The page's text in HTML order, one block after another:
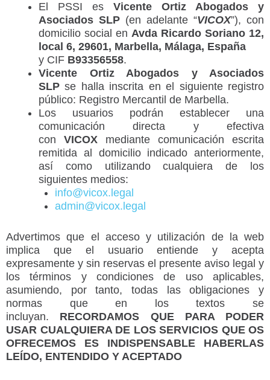
El PSSI es Vicente Ortiz Abogados y
Asociados SLP (en adelante “VICOX”), con
domicilio social en Avda Ricardo Soriano 12,
local 6, 29601, Marbella, Málaga, España
y CIF B93356558.
Vicente Ortiz Abogados y Asociados
SLP se halla inscrita en el siguiente registro
público: Registro Mercantil de Marbella.
Los usuarios podrán establecer una
comunicación directa y efectiva
con VICOX mediante comunicación escrita
remitida al domicilio indicado anteriormente,
así como utilizando cualquiera de los
siguientes medios:
info@vicox.legal
admin@vicox.legal
Advertimos que el acceso y utilización de la web
implica que el usuario entiende y acepta
expresamente y sin reservas el presente aviso legal y
los términos y condiciones de uso aplicables,
asumiendo, por tanto, todas las obligaciones y
normas que en los textos se
incluyan. RECORDAMOS QUE PARA PODER
USAR CUALQUIERA DE LOS SERVICIOS QUE OS
OFRECEMOS ES INDISPENSABLE HABERLAS
LEÍDO, ENTENDIDO Y ACEPTADO